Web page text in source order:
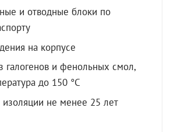
и отводные блоки по
на корпусе
галогенов и фенольных смол,
до 150 °C
не менее 25 лет